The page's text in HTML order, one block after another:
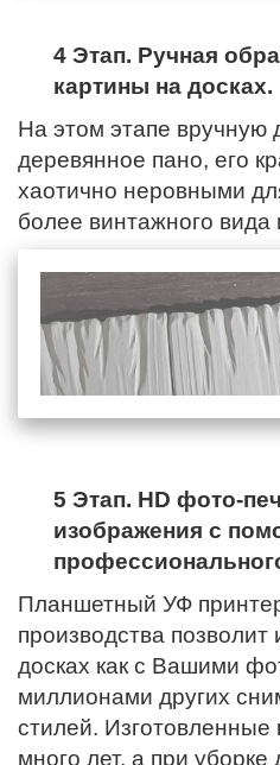
4 Этап. Ручная
картины на досках.
На этом этапе вручную
деревянное пано, его
хаотично неровными
более винтажного вида
5 Этап. HD фото-
изображения с
Планшетный УФ
производства позволит
досках как с Вашими
миллионами других
стилей. Изготовленные
много лет, а при